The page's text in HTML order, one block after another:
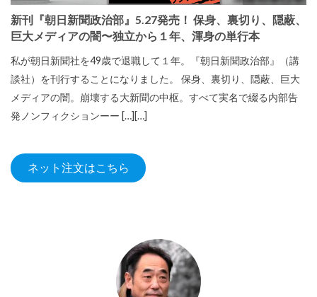
新刊『朝日新聞政治部』5.27発売！ 保身、裏切り、隠蔽、
巨大メディアの闇〜独立から１年、渾身の単行本
私が朝日新聞社を49歳で退職して１年。『朝日新聞政治部』（講
談社）を刊行することになりました。 保身、裏切り、隠蔽、巨大
メディアの闇。崩壊する大新聞の中枢。すべて実名で綴る内部告
発ノンフィクションーー […][…]
ネット注文はこちら